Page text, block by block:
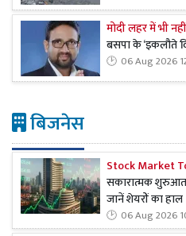
मोदी लहर में भी
बसपा के ‘इकलौते
06 Aug 2026
बिजनेस
Stock Market
सकारात्मक
जानें शेयरों का हाल
06 Aug 2026